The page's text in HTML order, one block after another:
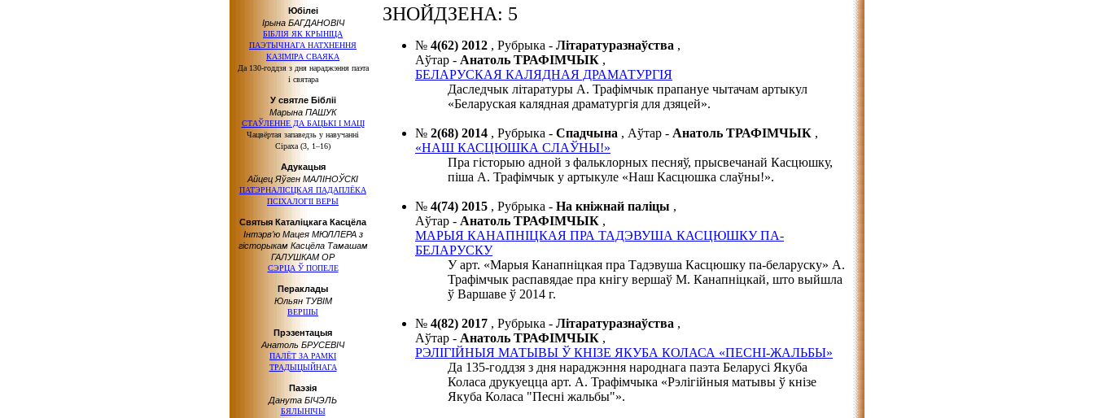
Юбілеі
Ірына БАГДАНОВІЧ
БІБЛІЯ ЯК КРЫНІЦА
ПАЭТЫЧНАГА НАТХНЕННЯ
КАЗІМІРА СВАЯКА
Да 130-годдзя з дня нараджэння паэта
і святара
У святле Бібліі
Марына ПАШУК
СТАЎЛЕННЕ ДА БАЦЬКІ І МАЦІ
Чацвёртая запаведзь у навучанні
Сіраха (3, 1–16)
Адукацыя
Айцец Яўген МАЛІНОЎСКІ
ПАТЭРНАЛІСЦКАЯ ПАДАПЛЁКА
ПСІХАЛОГІІ ВЕРЫ
Святыя Каталіцкага Касцёла
Інтэрв’ю Мацея МЮЛЛЕРА з
гісторыкам Касцёла Тамашам
ГАЛУШКАМ ОР
СЭРЦА Ў ПОПЕЛЕ
Пераклады
Юльян ТУВІМ
ВЕРШЫ
Прэзентацыя
Анатоль БРУСЕВІЧ
ПАЛЁТ ЗА РАМКІ
ТРАДЫЦЫЙНАГА
Паэзія
Данута БІЧЭЛЬ
БЯЛЫНІЧЫ
ЗНОЙДЗЕНА: 5
№ 4(62) 2012 , Рубрыка - Літаратуразнаўства ,
Аўтар - Анатоль ТРАФІМЧЫК ,
БЕЛАРУСКАЯ КАЛЯДНАЯ ДРАМАТУРГІЯ
Даследчык літаратуры А. Трафімчык прапануе чытачам артыкул
«Беларуская калядная драматургія для дзяцей».
№ 2(68) 2014 , Рубрыка - Спадчына , Аўтар - Анатоль ТРАФІМЧЫК ,
«НАШ КАСЦЮШКА СЛАЎНЫ!»
Пра гісторыю адной з фальклорных песняў, прысвечанай Касцюшку,
піша А. Трафімчык у артыкуле «Наш Касцюшка слаўны!».
№ 4(74) 2015 , Рубрыка - На кніжнай паліцы ,
Аўтар - Анатоль ТРАФІМЧЫК ,
МАРЫЯ КАНАПНІЦКАЯ ПРА ТАДЭВУША КАСЦЮШКУ ПА-
БЕЛАРУСКУ
У арт. «Марыя Канапніцкая пра Тадэвуша Касцюшку па-беларуску» А.
Трафімчык распавядае пра кнігу вершаў М. Канапніцкай, што выйшла
ў Варшаве ў 2014 г.
№ 4(82) 2017 , Рубрыка - Літаратуразнаўства ,
Аўтар - Анатоль ТРАФІМЧЫК ,
РЭЛІГІЙНЫЯ МАТЫВЫ Ў КНІЗЕ ЯКУБА КОЛАСА «ПЕСНІ-ЖАЛЬБЫ»
Да 135-годдзя з дня нараджэння народнага паэта Беларусі Якуба
Коласа друкуецца арт. А. Трафімчыка «Рэлігійныя матывы ў кнізе
Якуба Коласа "Песні жальбы"».